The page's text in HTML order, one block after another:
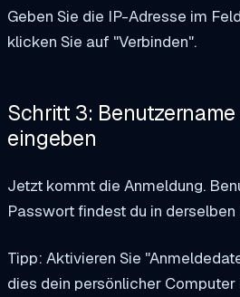
Geben Sie die IP-Adresse im
klicken Sie auf "Verbinden".
Schritt 3:
eingeben
Jetzt kommt die Anmeldung.
Passwort findest du in
Tipp: Aktivieren Sie
dies dein persönlicher